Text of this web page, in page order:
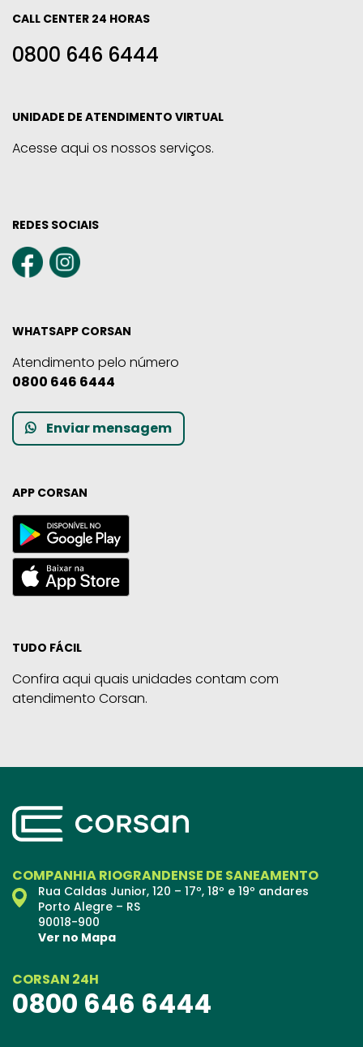
CALL CENTER 24 HORAS
0800 646 6444
UNIDADE DE ATENDIMENTO VIRTUAL
Acesse aqui os nossos serviços.
REDES SOCIAIS
WHATSAPP CORSAN
Atendimento pelo número
0800 646 6444
Enviar mensagem
APP CORSAN
TUDO FÁCIL
Confira aqui quais unidades contam com
atendimento Corsan.
COMPANHIA RIOGRANDENSE DE SANEAMENTO
Rua Caldas Junior, 120 – 17º, 18º e 19º andares
Porto Alegre – RS
90018-900
Ver no Mapa
CORSAN 24H
0800 646 6444